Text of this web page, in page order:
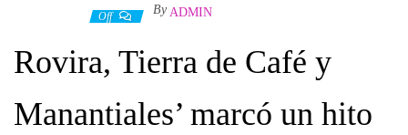
Off By ADMIN
Rovira, Tierra de Café y
Manantiales’ marcó un hito